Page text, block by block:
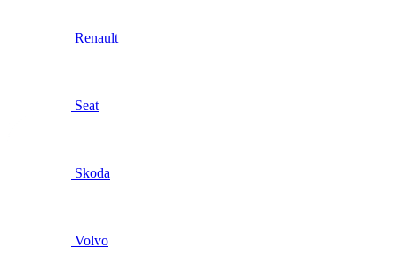
Renault
Seat
Skoda
Volvo